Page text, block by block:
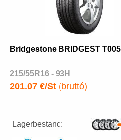
Bridgestone BRIDGEST T005
215/55R16 - 93H
201.07 €/St (bruttó)
Lagerbestand: